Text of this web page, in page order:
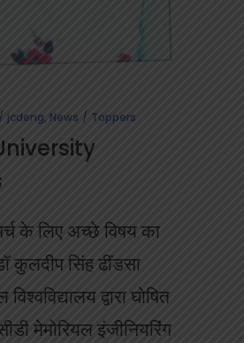
jcdeng, News Toppers
के लिए अच्छे विषय का
कुलदीप सिंह ढींडसा
द्वारा घोषित
मेमोरियल इंजीनियरिंग